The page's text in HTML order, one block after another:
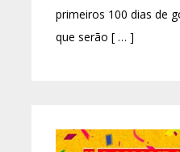
primeiros 100 dias de
que serão [ … ]